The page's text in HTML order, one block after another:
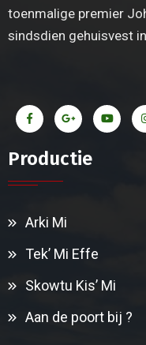
toenmalige premier
sindsdien gehuisvest
Productie
Arki Mi
Tek’ Mi Effe
Skowtu Kis’ Mi
Aan de poort bij ?